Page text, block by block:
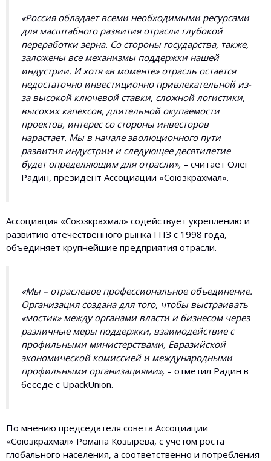
«Россия обладает всеми необходимыми ресурсами
для масштабного развития отрасли глубокой
переработки зерна. Со стороны государства, также,
заложены все механизмы поддержки нашей
индустрии. И хотя «в моменте» отрасль остается
недостаточно инвестиционно привлекательной из-
за высокой ключевой ставки, сложной логистики,
высоких капексов, длительной окупаемости
проектов, интерес со стороны инвесторов
нарастает. Мы в начале эволюционного пути
развития индустрии и следующее десятилетие
будет определяющим для отрасли», – считает Олег
Радин, президент Ассоциации «Союзкрахмал».
Ассоциация «Союзкрахмал» содействует укреплению и
развитию отечественного рынка ГПЗ с 1998 года,
объединяет крупнейшие предприятия отрасли.
«Мы – отраслевое профессиональное объединение.
Организация создана для того, чтобы выстраивать
«мостик» между органами власти и бизнесом через
различные меры поддержки, взаимодействие с
профильными министерствами, Евразийской
экономической комиссией и международными
профильными организациями», – отметил Радин в
беседе с UpackUnion.
По мнению председателя совета Ассоциации
«Союзкрахмал» Романа Козырева, с учетом роста
глобального населения, а соответственно и потребления